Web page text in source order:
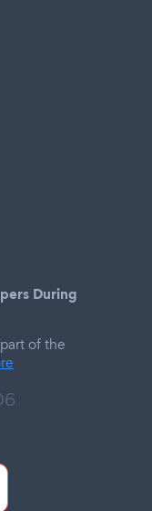
During
of the